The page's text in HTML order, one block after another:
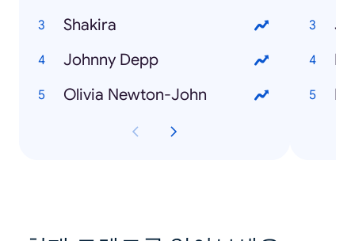
Shakira
Johnny Depp
Olivia Newton-John